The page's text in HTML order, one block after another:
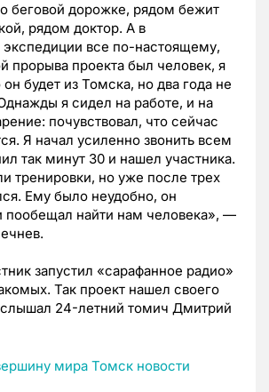
беговой дорожке, рядом бежит
рядом доктор. А в
экспедиции все по-настоящему,
прорыва проекта был человек, я
он будет из Томска, но два года не
я сидел на работе, и на
почувствовал, что сейчас
Я начал усиленно звонить всем
так минут 30 и нашел участника.
тренировки, но уже после трех
Ему было неудобно, он
пообещал найти нам человека», —
запустил «сарафанное радио»
Так проект нашел своего
24-летний томич Дмитрий